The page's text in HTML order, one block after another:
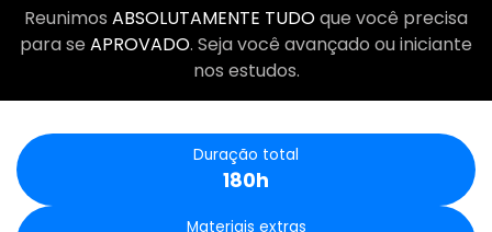
Reunimos ABSOLUTAMENTE TUDOque você precisa
para se APROVADO. Seja você avançado ou iniciante
nos estudos.
Duração total
180h
Materiais extras